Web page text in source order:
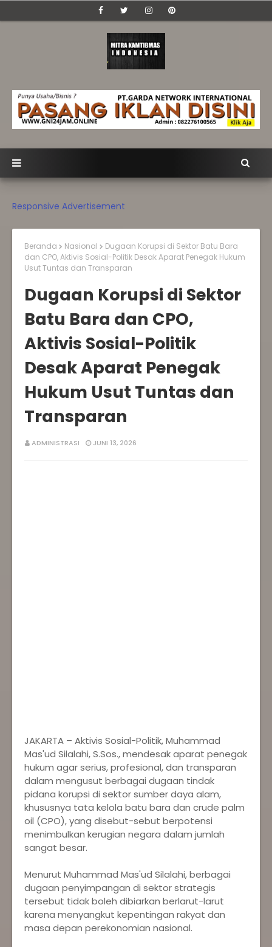
Responsive Advertisement
Beranda Nasional
Dugaan Korupsi di Sektor Batu Bara
dan CPO, Aktivis Sosial-Politik Desak Aparat Penegak Hukum
Usut Tuntas dan Transparan‎
Dugaan Korupsi di Sektor
Batu Bara dan CPO,
Aktivis Sosial-Politik
Desak Aparat Penegak
Hukum Usut Tuntas dan
Transparan‎
ADMINISTRASI JUNI 13, 2026
‎JAKARTA – Aktivis Sosial-Politik, Muhammad
Mas'ud Silalahi, S.Sos., mendesak aparat penegak
hukum agar serius, profesional, dan transparan
dalam mengusut berbagai dugaan tindak
pidana korupsi di sektor sumber daya alam,
khususnya tata kelola batu bara dan crude palm
oil (CPO), yang disebut-sebut berpotensi
menimbulkan kerugian negara dalam jumlah
sangat besar.
‎Menurut Muhammad Mas'ud Silalahi, berbagai
dugaan penyimpangan di sektor strategis
tersebut tidak boleh dibiarkan berlarut-larut
karena menyangkut kepentingan rakyat dan
masa depan perekonomian nasional.